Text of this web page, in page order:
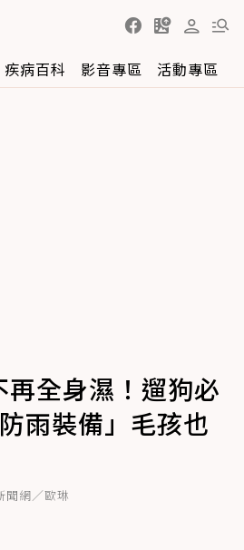
疾病百科 影音專區 活動專區
全身濕！遛狗必
雨裝備」毛孩也
聞網／歐琳